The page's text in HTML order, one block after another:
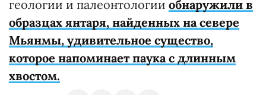
геологии и палеонтологии обнаружили в
образцах янтаря, найденных на севере
Мьянмы, удивительное существо,
которое напоминает паука с длинным
хвостом.